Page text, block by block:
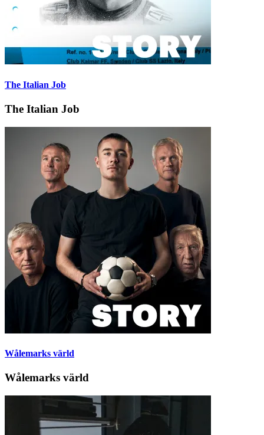
The Italian Job
The Italian Job
Wålemarks värld
Wålemarks värld